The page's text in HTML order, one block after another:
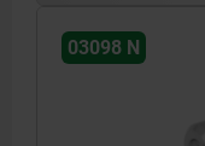
03098 N